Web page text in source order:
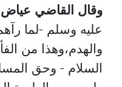
وقال القاضي عياض
عليه وسلم -لما
والهدم،وهذا من
السلام - وحق